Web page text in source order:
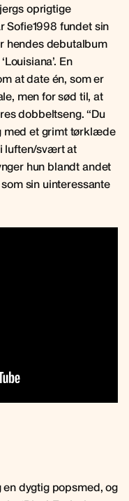
oprigtige
Sofie1998 fundet sin
hendes debutalbum
En
at date én, som er
men for sød til, at
dobbeltseng. “Du
med et grimt tørklæde
luften/svært at
hun blandt andet
sin uinteressante
en dygtig popsmed, og